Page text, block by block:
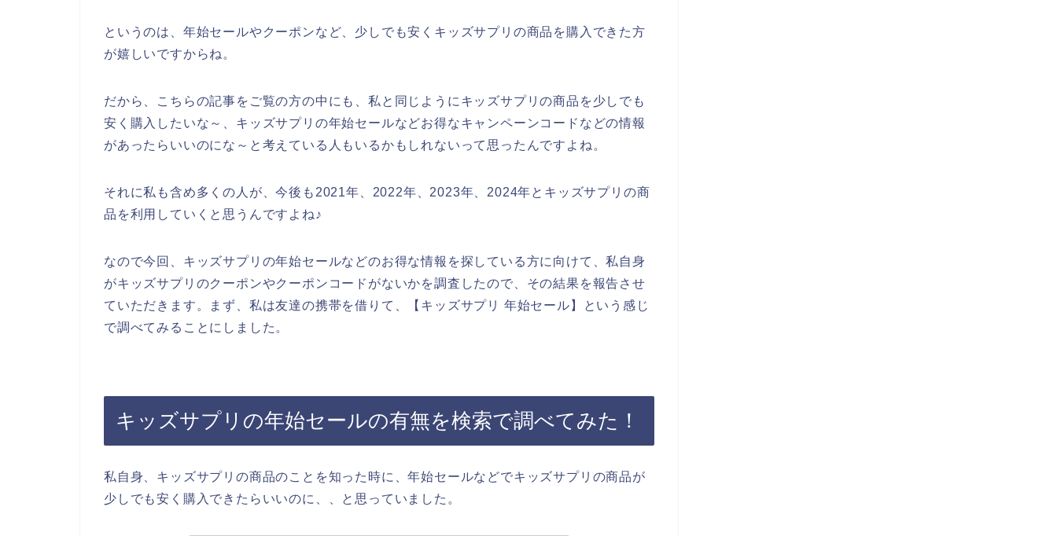
というのは、年始セールやクーポンなど、少しでも安くキッズサプリの商品を購入できた方
が嬉しいですからね。
だから、こちらの記事をご覧の方の中にも、私と同じようにキッズサプリの商品を少しでも
安く購入したいな～、キッズサプリの年始セールなどお得なキャンペーンコードなどの情報
があったらいいのにな～と考えている人もいるかもしれないって思ったんですよね。
それに私も含め多くの人が、今後も2021年、2022年、2023年、2024年とキッズサプリの商
品を利用していくと思うんですよね♪
なので今回、キッズサプリの年始セールなどのお得な情報を探している方に向けて、私自身
がキッズサプリのクーポンやクーポンコードがないかを調査したので、その結果を報告させ
ていただきます。まず、私は友達の携帯を借りて、【キッズサプリ 年始セール】という感じ
で調べてみることにしました。
キッズサプリの年始セールの有無を検索で調べてみた！
私自身、キッズサプリの商品のことを知った時に、年始セールなどでキッズサプリの商品が
少しでも安く購入できたらいいのに、、と思っていました。